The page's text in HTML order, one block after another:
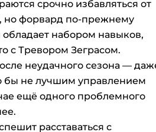
срочно избавляться от
но форвард по-прежнему
набором навыков,
с Тревором Зеграсом.
неудачного сезона —
бы не лучшим управлением
ещё одного проблемного
расставаться с